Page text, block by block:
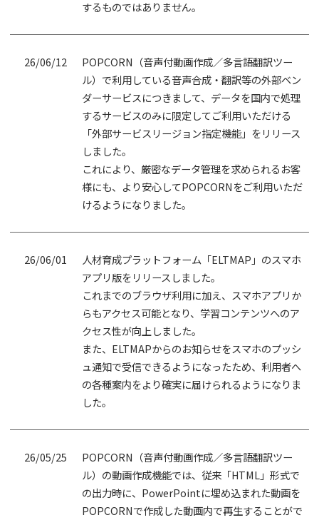
するものではありません。
26/06/12
POPCORN（音声付動画作成／多言語翻訳ツー
ル）で利用している音声合成・翻訳等の外部ベン
ダーサービスにつきまして、データを国内で処理
するサービスのみに限定してご利用いただける
「外部サービスリージョン指定機能」をリリース
しました。
これにより、厳密なデータ管理を求められるお客
様にも、より安心してPOPCORNをご利用いただ
けるようになりました。
26/06/01
人材育成プラットフォーム「ELTMAP」のスマホ
アプリ版をリリースしました。
これまでのブラウザ利用に加え、スマホアプリか
らもアクセス可能となり、学習コンテンツへのア
クセス性が向上しました。
また、ELTMAPからのお知らせをスマホのプッシ
ュ通知で受信できるようになったため、利用者へ
の各種案内をより確実に届けられるようになりま
した。
26/05/25
POPCORN（音声付動画作成／多言語翻訳ツー
ル）の動画作成機能では、従来「HTML」形式で
の出力時に、PowerPointに埋め込まれた動画を
POPCORNで作成した動画内で再生することがで